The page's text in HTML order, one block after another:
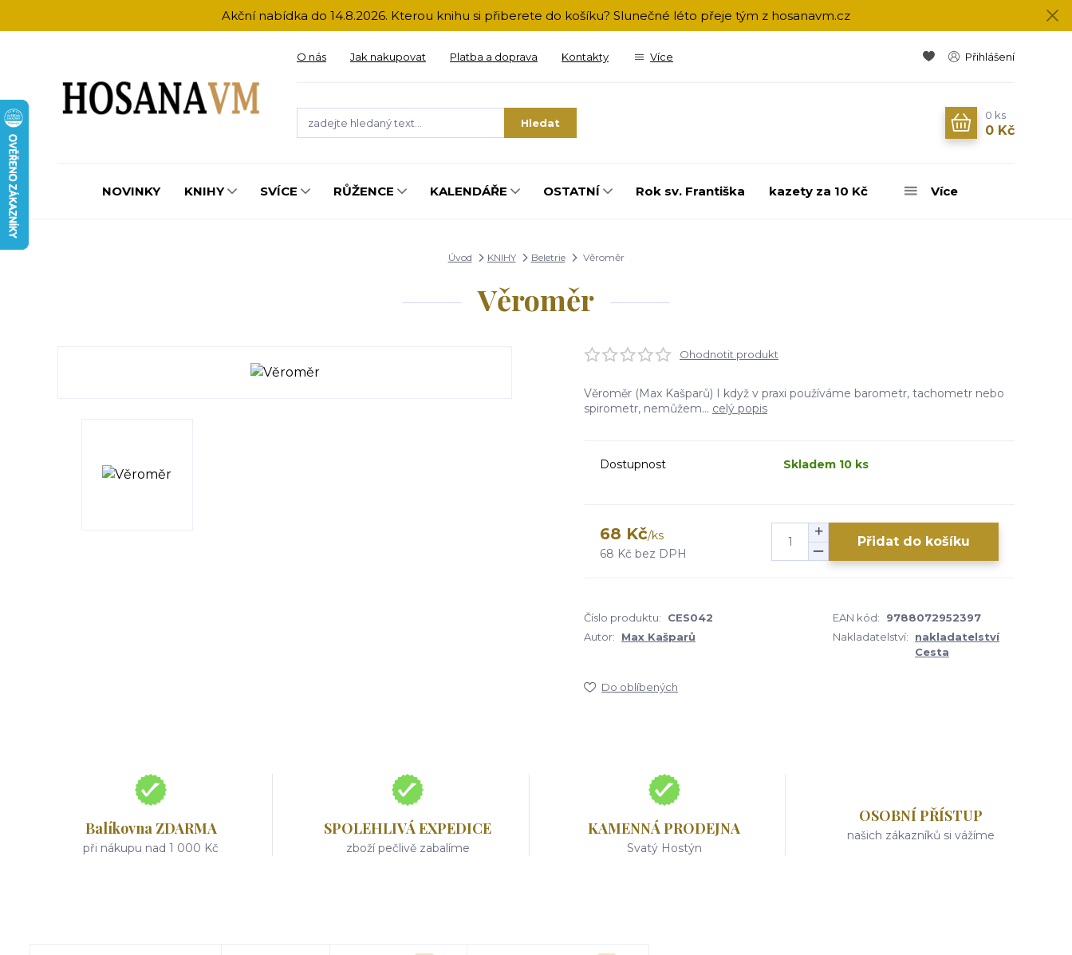
Akční nabídka do 14.8.2026. Kterou knihu si přiberete do košíku? Slunečné léto přeje tým z hosanavm.cz
O nás Jak nakupovat Platba a doprava Kontakty Více Přihlášení
Hledat
0 ks
0 Kč
NOVINKY KNIHY SVÍCE RŮŽENCE KALENDÁŘE OSTATNÍ Rok sv. Františka kazety za 10 Kč Více
Úvod KNIHY Beletrie Věroměr
Věroměr
Ohodnotit produkt
Věroměr (Max Kašparů) I když v praxi používáme barometr, tachometr nebo
spirometr, nemůžem... celý popis
Dostupnost Skladem 10 ks
68 Kč/ks
68 Kč bez DPH
Přidat do košíku
Číslo produktu: CES042 EAN kód:
9788072952397
Autor:
Max Kašparů Nakladatelství:
nakladatelství
Cesta
Do oblíbených
Balíkovna ZDARMA
při nákupu nad 1 000 Kč
SPOLEHLIVÁ EXPEDICE
zboží pečlivě zabalíme
KAMENNÁ PRODEJNA
Svatý Hostýn
OSOBNÍ PŘÍSTUP
našich zákazníků si vážíme